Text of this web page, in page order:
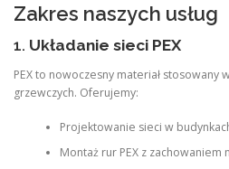
Zakres naszych usług
1. Układanie sieci PEX
PEX to nowoczesny materiał stosowany
grzewczych. Oferujemy:
Projektowanie sieci w
Montaż rur PEX z